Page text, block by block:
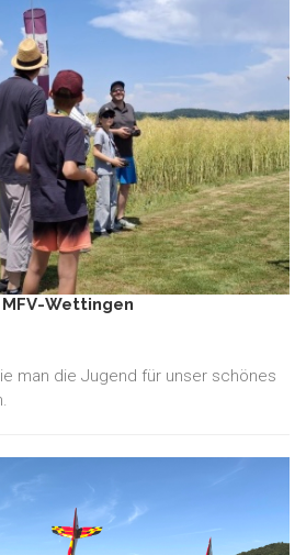
Wettingen
man die Jugend für unser schönes